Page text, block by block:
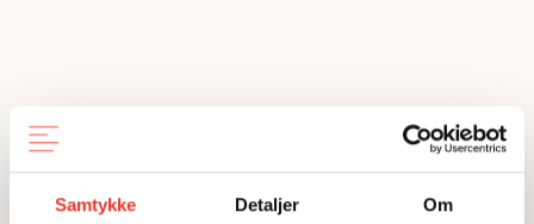
Samtykke Detaljer Om